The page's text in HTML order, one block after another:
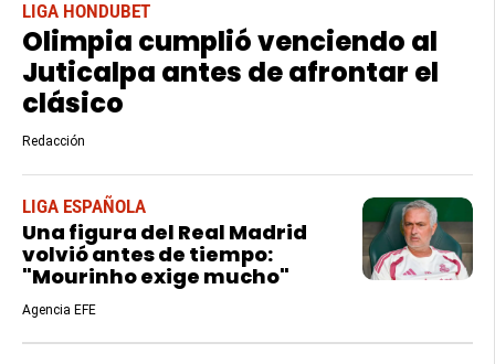
LIGA HONDUBET
Olimpia cumplió venciendo al
Juticalpa antes de afrontar el
clásico
Redacción
LIGA ESPAÑOLA
Una figura del Real Madrid
volvió antes de tiempo:
"Mourinho exige mucho"
Agencia EFE